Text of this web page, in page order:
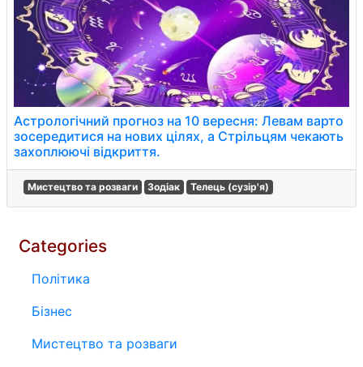
Астрологічний прогноз на 10 вересня: Левам варто
зосередитися на нових цілях, а Стрільцям чекають
захоплюючі відкриття.
Мистецтво та розваги Зодіак Телець (сузір'я)
Categories
Політика
Бізнес
Мистецтво та розваги